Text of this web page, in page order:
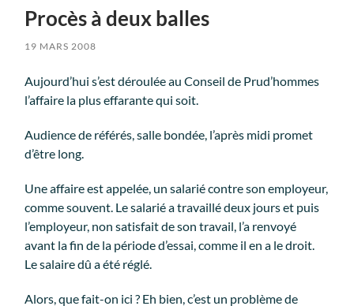
Procès à deux balles
19 MARS 2008
Aujourd’hui s’est déroulée au Conseil de Prud’hommes
l’affaire la plus effarante qui soit.
Audience de référés, salle bondée, l’après midi promet
d’être long.
Une affaire est appelée, un salarié contre son employeur,
comme souvent. Le salarié a travaillé deux jours et puis
l’employeur, non satisfait de son travail, l’a renvoyé
avant la fin de la période d’essai, comme il en a le droit.
Le salaire dû a été réglé.
Alors, que fait-on ici ? Eh bien, c’est un problème de